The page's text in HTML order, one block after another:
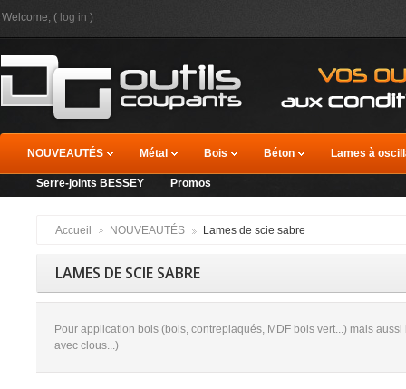
NOUVEAUTÉS Métal Bois Béton Lames à
Serre-joints BESSEY Promos
Welcome, ( log in )
Accueil NOUVEAUTÉS Lames de scie sabre
LAMES DE SCIE SABRE
Pour application bois (bois, contreplaqués, MDF bois vert...) mais
avec clous...)